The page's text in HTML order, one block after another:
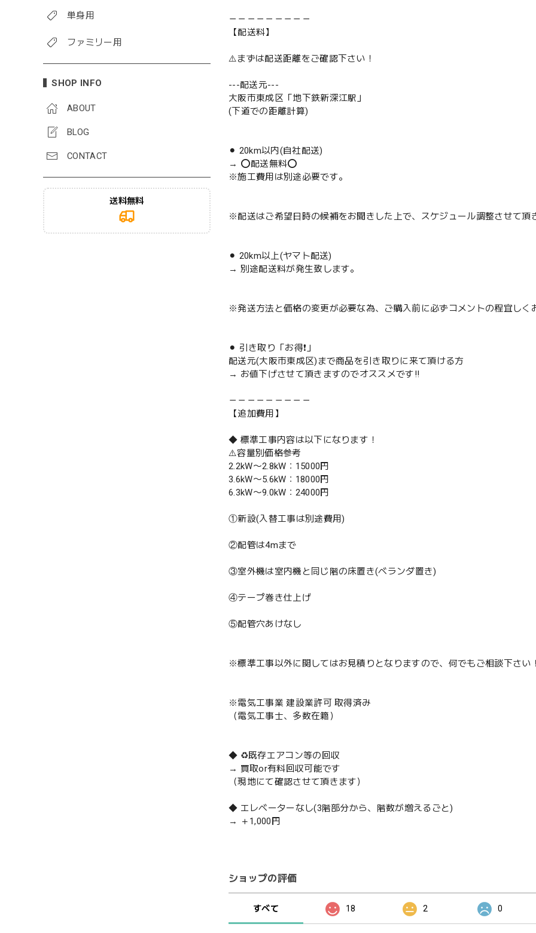
単身用
ファミリー用
SHOP INFO
ABOUT
BLOG
CONTACT
送料無料
－－－－－－－－－
【配送料】
⚠️まずは配送距離をご確認下さい！
---配送元---
大阪市東成区「地下鉄新深江駅」
(下道での距離計算)
⚫︎ 20km以内(自社配送)
→ ⭕️配送無料⭕️
※施工費用は別途必要です。
※配送はご希望日時の候補をお聞きした上で、スケジュール調整させて頂
⚫︎ 20km以上(ヤマト配送)
→ 別途配送料が発生致します。
※発送方法と価格の変更が必要な為、ご購入前に必ずコメントの程宜しく
⚫︎ 引き取り「お得❗️」
配送元(大阪市東成区)まで商品を引き取りに来て頂ける方
→ お値下げさせて頂きますのでオススメです‼️
－－－－－－－－－
【追加費用】
◆ 標準工事内容は以下になります！
⚠️容量別価格参考
2.2kW〜2.8kW：15000円
3.6kW〜5.6kW：18000円
6.3kW〜9.0kW：24000円
①新設(入替工事は別途費用)
②配管は4mまで
③室外機は室内機と同じ階の床置き(ベランダ置き)
④テープ巻き仕上げ
⑤配管穴あけなし
※標準工事以外に関してはお見積りとなりますので、何でもご相談下さい
※電気工事業 建設業許可 取得済み
（電気工事士、多数在籍）
◆ ♻️既存エアコン等の回収
→ 買取or有料回収可能です
（現地にて確認させて頂きます）
◆ エレベーターなし(3階部分から、階数が増えるごと)
→ ＋1,000円
ショップの評価
すべて 18 2 0